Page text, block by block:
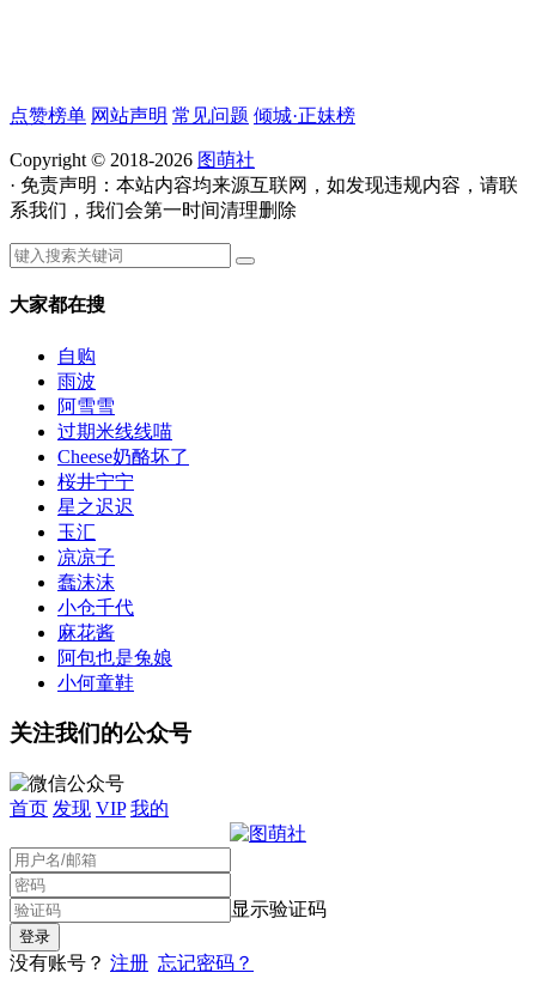
点赞榜单 网站声明 常见问题 倾城·正妹榜
Copyright © 2018-2026 图萌社
· 免责声明：本站内容均来源互联网，如发现违规内容，请联
系我们，我们会第一时间清理删除
大家都在搜
自购
雨波
阿雪雪
过期米线线喵
Cheese奶酪坏了
桜井宁宁
星之迟迟
玉汇
凉凉子
蠢沫沫
小仓千代
麻花酱
阿包也是兔娘
小何童鞋
关注我们的公众号
首页 发现 VIP 我的
显示验证码
没有账号？ 注册 忘记密码？